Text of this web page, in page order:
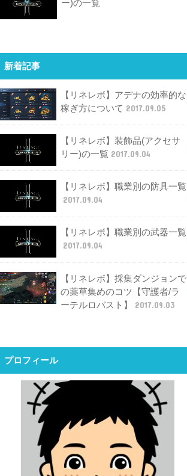
ー)の一覧
新着記事
【リネレボ】アデナの効率的な
稼ぎ方について 2017.09.05
【リネレボ】装飾品(アクセサ
リー)の一覧 2017.09.04
【リネレボ】職業別の防具一覧
2017.09.04
【リネレボ】職業別の武器一覧
2017.09.04
【リネレボ】採集ダンジョンで
の薬草集めのコツ【守護者/ラ
ーテルロバスト】
2017.09.03
プロフィール